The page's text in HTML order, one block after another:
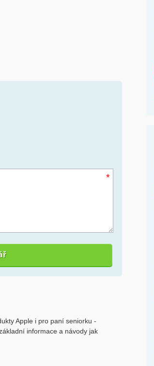
*
Apple i pro paní seniorku -
informace a návody jak